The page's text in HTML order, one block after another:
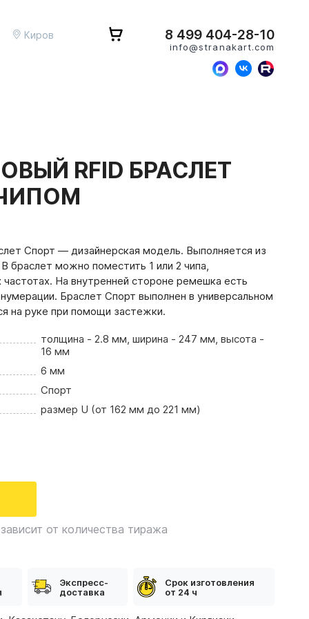
Киров 8 499 404-28-10
info@stranakart.com
RFID БРАСЛЕТ
Спорт — дизайнерская модель. Выполняется из
браслет можно поместить 1 или 2 чипа,
На внутренней стороне ремешка есть
Браслет Спорт выполнен в универсальном
на руке при помощи застежки.
толщина - 2.8 мм, ширина - 247 мм, высота -
16 мм
6 мм
Спорт
размер U (от 162 мм до 221 мм)
от количества тиража
Экспресс-
доставка
Срок изготовления
от 24 ч